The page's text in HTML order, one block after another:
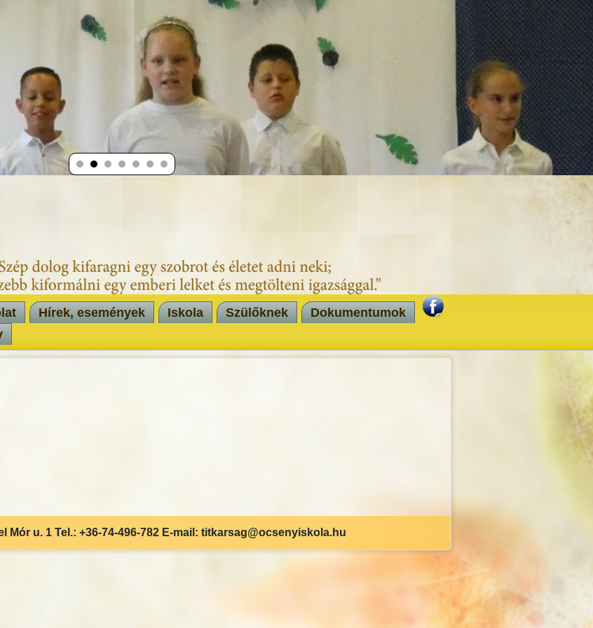
Hírek, események Iskola Szülőknek
Dokumentumok
Mór u. 1 Tel.: +36-74-496-782 E-mail: titkarsag@ocsenyiskola.hu